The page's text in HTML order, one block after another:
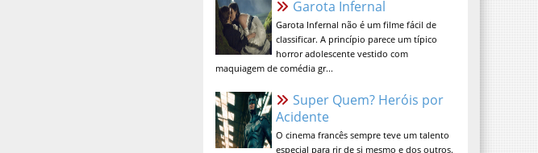
Garota Infernal não é um filme fácil de
classificar. A princípio parece um típico
horror adolescente vestido com
maquiagem de comédia gr...
Acidente
O cinema francês sempre teve um talento
especial para rir de si mesmo e dos outros.
Desde as comédias pastelão de Louis de Funès até os